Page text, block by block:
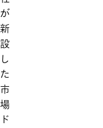
が
新
設
し
た
市
場
ド